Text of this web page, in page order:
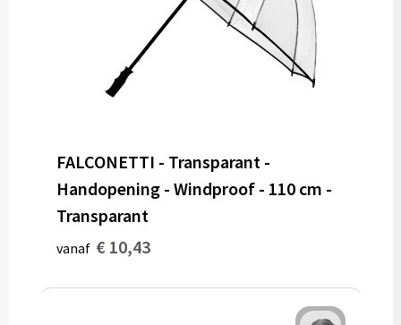
FALCONETTI - Transparant -
Handopening - Windproof - 110 cm -
Transparant
vanaf € 10,43